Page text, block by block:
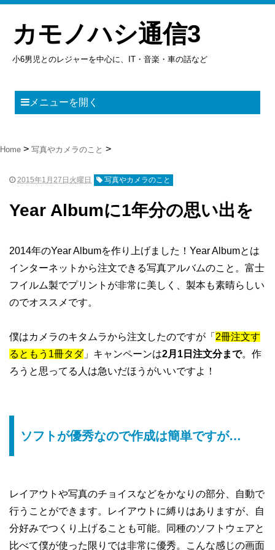
カモノハシ通信3
小6男児とのレジャーを中心に、IT・音楽・車の話など
メニューを開く
Home 写真やカメラのこと
2015年1月27日火曜日 写真やカメラのこと
Year Albumに1年分の思い出を
2014年のYear Albumを作り上げました！Year Albumとは
インターネットから注文できる写真アルバムのこと。富士
フイルム製でプリントが非常に美しく、製本も素晴らしい
のでオススメです。
僕はカメラのキタムラから注文したのですが「 2冊注文す
るともう1冊タダ」キャンペーンは2月1日注文分まで。作
ろうと思ってる人は急いだほうがいいですよ！
ソフトが優秀なので作成は簡単ですが…
レイアウトや写真のチョイスなどをかなりの部分、自動で
行うことができます。レイアウトに縛りはありますが、自
分好みでつくり上げることも可能。同種のソフトウェアと
比べて僕が使った限りでは非常に優秀。こんな感じの画面